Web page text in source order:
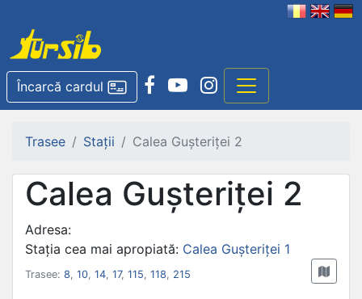
Încarcă cardul
Trasee Stații Calea Gușteriței 2
Calea Gușteriței 2
Adresa:
Stația cea mai apropiată: Calea Gușteriței 1
Trasee: 8, 10, 14, 17, 115, 118, 215